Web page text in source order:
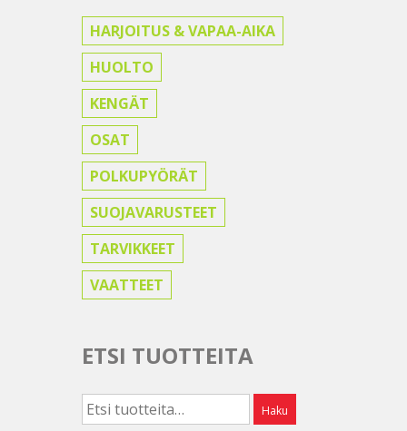
HARJOITUS & VAPAA-AIKA
HUOLTO
KENGÄT
OSAT
POLKUPYÖRÄT
SUOJAVARUSTEET
TARVIKKEET
VAATTEET
ETSI TUOTTEITA
Etsi: Haku